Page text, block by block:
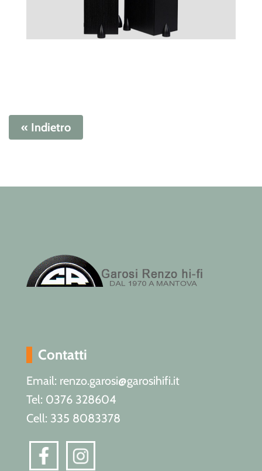
« Indietro
Contatti
Email: renzo.garosi@garosihifi.it
Tel: 0376 328604
Cell: 335 8083378